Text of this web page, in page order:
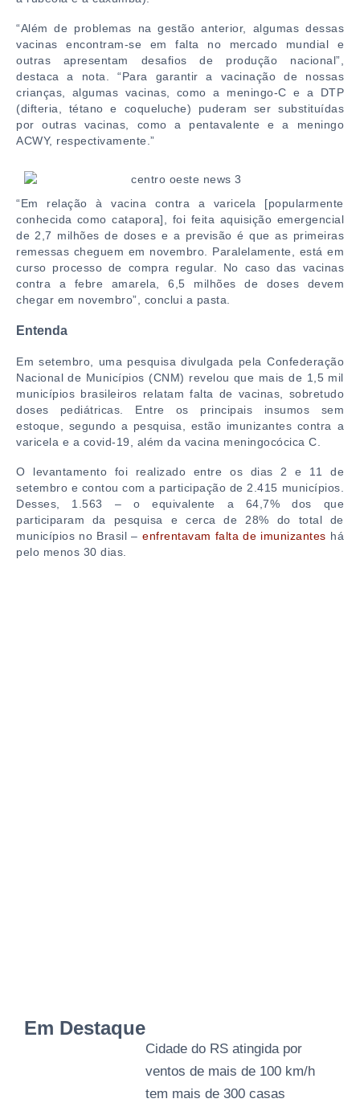
“Além de problemas na gestão anterior, algumas dessas
vacinas encontram-se em falta no mercado mundial e
outras apresentam desafios de produção nacional”,
destaca a nota. “Para garantir a vacinação de nossas
crianças, algumas vacinas, como a meningo-C e a DTP
(difteria, tétano e coqueluche) puderam ser substituídas
por outras vacinas, como a pentavalente e a meningo
ACWY, respectivamente.”
“Em relação à vacina contra a varicela [popularmente
conhecida como catapora], foi feita aquisição emergencial
de 2,7 milhões de doses e a previsão é que as primeiras
remessas cheguem em novembro. Paralelamente, está em
curso processo de compra regular. No caso das vacinas
contra a febre amarela, 6,5 milhões de doses devem
chegar em novembro”, conclui a pasta.
Entenda
Em setembro, uma pesquisa divulgada pela Confederação
Nacional de Municípios (CNM) revelou que mais de 1,5 mil
municípios brasileiros relatam falta de vacinas, sobretudo
doses pediátricas. Entre os principais insumos sem
estoque, segundo a pesquisa, estão imunizantes contra a
varicela e a covid-19, além da vacina meningocócica C.
O levantamento foi realizado entre os dias 2 e 11 de
setembro e contou com a participação de 2.415 municípios.
Desses, 1.563 – o equivalente a 64,7% dos que
participaram da pesquisa e cerca de 28% do total de
municípios no Brasil – enfrentavam falta de imunizantes há
pelo menos 30 dias.
Em Destaque
Cidade do RS atingida por
ventos de mais de 100 km/h
tem mais de 300 casas